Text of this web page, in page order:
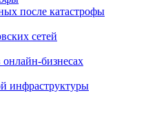
после катастрофы
сетей
онлайн-бизнесах
инфраструктуры